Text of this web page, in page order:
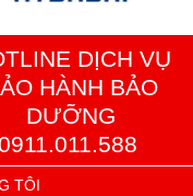
DỊCH VỤ
HÀNH BẢO
DƯỠNG
TÔI